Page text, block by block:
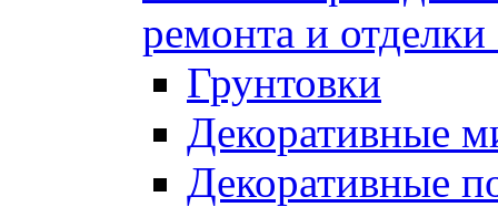
ремонта и отделки
Грунтовки
Декоративные
Декоративные